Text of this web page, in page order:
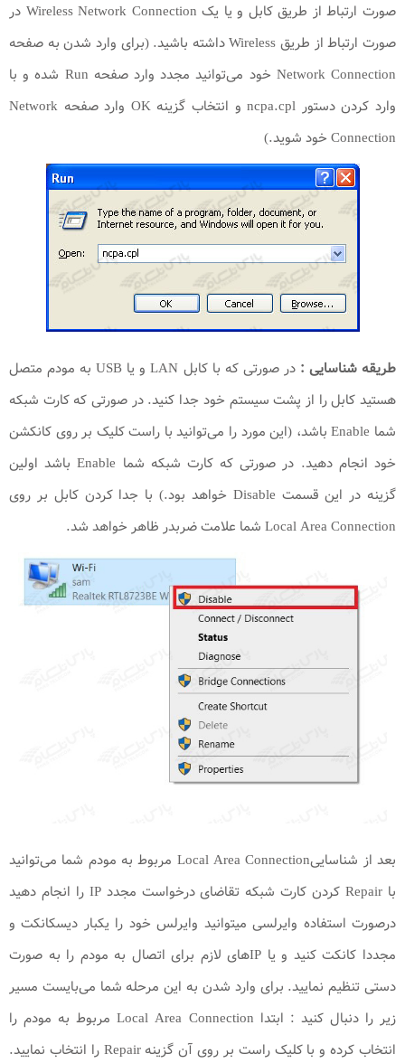
صورت ارتباط از طریق کابل و یا یک Wireless Network Connection در
صورت ارتباط از طریق Wireless داشته باشید. (برای وارد شدن به صفحه
Network Connection خود می‌توانید مجدد وارد صفحه Run شده و با
وارد کردن دستور ncpa.cpl و انتخاب گزینه OK وارد صفحه Network
Connection خود شوید.)
طریقه شناسایی :
در صورتی که با کابل LAN و یا USB به مودم متصل
هستید کابل را از پشت سیستم خود جدا کنید. در صورتی که کارت شبکه
شما Enable باشد، (این مورد را می‌توانید با راست کلیک بر روی کانکشن
خود انجام دهید. در صورتی که کارت شبکه شما Enable باشد اولین
گزینه در این قسمت Disable خواهد بود.) با جدا کردن کابل بر روی
Local Area Connection شما علامت ضربدر ظاهر خواهد شد.
بعد از شناساییLocal Area Connection مربوط به مودم شما می‌توانید
با Repair کردن کارت شبکه تقاضای درخواست مجدد IP را انجام دهید
درصورت استفاده وایرلسی میتوانید وایرلس خود را یکبار دیسکانکت و
مجددا کانکت کنید و یا IP‌های لازم برای اتصال به مودم را به صورت
دستی تنظیم نمایید. برای وارد شدن به این مرحله شما می‌بایست مسیر
زیر را دنبال کنید : ابتدا Local Area Connection مربوط به مودم را
انتخاب کرده و با کلیک راست بر روی آن گزینه Repair را انتخاب نمایید.